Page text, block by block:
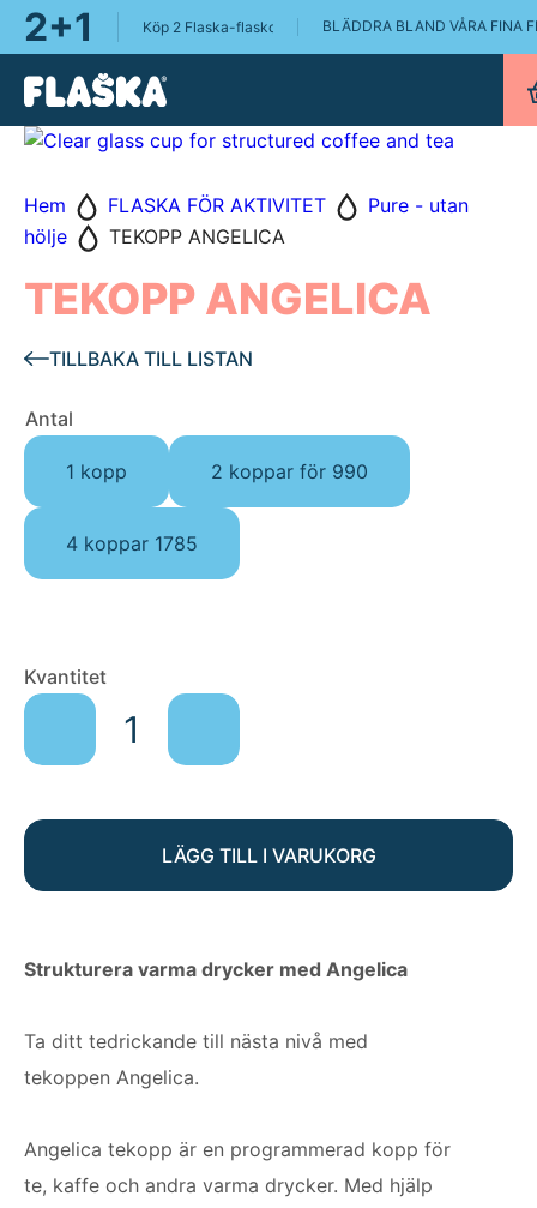
2+1 Köp 2 Flaska-flaskor, få en Flaska Pure 0.75L på köpet!
BLÄDDRA BLAND VÅRA FINA
Hem FLASKA FÖR AKTIVITET
Pure - utan
hölje
TEKOPP ANGELICA
TEKOPP ANGELICA
TILLBAKA TILL LISTAN
Antal
1 kopp 2 koppar för 990
4 koppar 1785
Kvantitet
TEKOPP
ANGELICA
LÄGG TILL I VARUKORG
Strukturera varma drycker med Angelica
Ta ditt tedrickande till nästa nivå med
tekoppen Angelica.
Angelica tekopp är en programmerad kopp för
te, kaffe och andra varma drycker. Med hjälp